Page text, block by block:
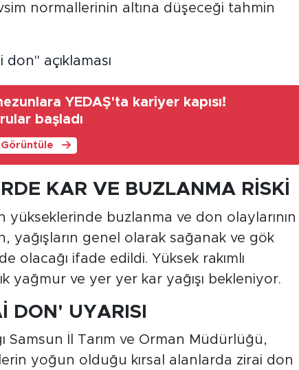
normallerinin altına düşeceği tahmin
YEDAŞ'ta kariyer kapısı!
başladı
Görüntüle
KAR VE BUZLANMA RİSKİ
yükseklerinde buzlanma ve don olaylarının
yağışların genel olarak sağanak ve gök
olacağı ifade edildi. Yüksek rakımlı
yağmur ve yer yer kar yağışı bekleniyor.
DON' UYARISI
Samsun İl Tarım ve Orman Müdürlüğü,
yoğun olduğu kırsal alanlarda zirai don